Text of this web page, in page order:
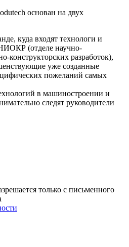
основан на двух
куда входят технологи и
(отделе научно-
конструкторских разработок),
уже созданные
пожеланий самых
в машиностроении и
следят руководители
только с письменного